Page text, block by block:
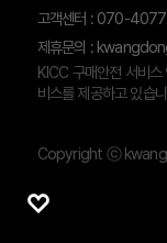
고객센터 : 070-
제휴문의 :
KICC 구매안전 서비스
비스를 제공하고 있습
Copyright ⓒ